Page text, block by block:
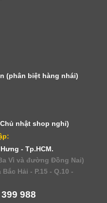
(phân biệt hàng nhái)
nhật shop nghỉ)
- Tp.HCM.
Vì và đường Đồng Nai)
Hải - P.15 - Q.10 -
988